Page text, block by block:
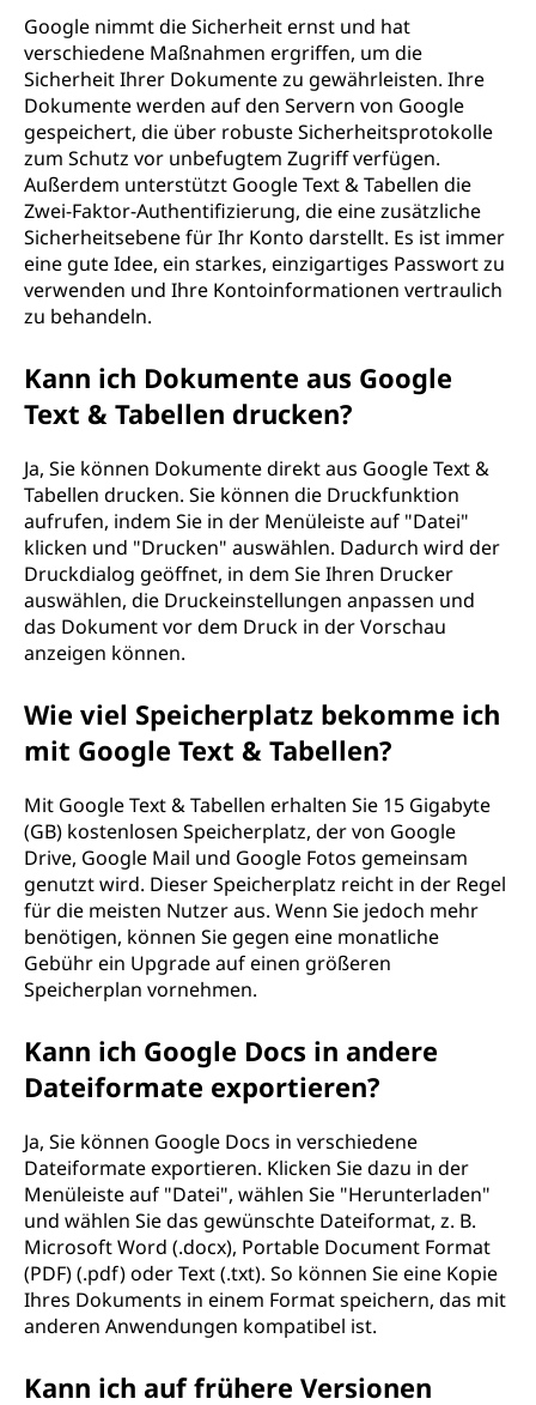
Google nimmt die Sicherheit ernst und hat
verschiedene Maßnahmen ergriffen, um die
Sicherheit Ihrer Dokumente zu gewährleisten. Ihre
Dokumente werden auf den Servern von Google
gespeichert, die über robuste Sicherheitsprotokolle
zum Schutz vor unbefugtem Zugriff verfügen.
Außerdem unterstützt Google Text & Tabellen die
Zwei-Faktor-Authentifizierung, die eine zusätzliche
Sicherheitsebene für Ihr Konto darstellt. Es ist immer
eine gute Idee, ein starkes, einzigartiges Passwort zu
verwenden und Ihre Kontoinformationen vertraulich
zu behandeln.
Kann ich Dokumente aus Google
Text & Tabellen drucken?
Ja, Sie können Dokumente direkt aus Google Text &
Tabellen drucken. Sie können die Druckfunktion
aufrufen, indem Sie in der Menüleiste auf "Datei"
klicken und "Drucken" auswählen. Dadurch wird der
Druckdialog geöffnet, in dem Sie Ihren Drucker
auswählen, die Druckeinstellungen anpassen und
das Dokument vor dem Druck in der Vorschau
anzeigen können.
Wie viel Speicherplatz bekomme ich
mit Google Text & Tabellen?
Mit Google Text & Tabellen erhalten Sie 15 Gigabyte
(GB) kostenlosen Speicherplatz, der von Google
Drive, Google Mail und Google Fotos gemeinsam
genutzt wird. Dieser Speicherplatz reicht in der Regel
für die meisten Nutzer aus. Wenn Sie jedoch mehr
benötigen, können Sie gegen eine monatliche
Gebühr ein Upgrade auf einen größeren
Speicherplan vornehmen.
Kann ich Google Docs in andere
Dateiformate exportieren?
Ja, Sie können Google Docs in verschiedene
Dateiformate exportieren. Klicken Sie dazu in der
Menüleiste auf "Datei", wählen Sie "Herunterladen"
und wählen Sie das gewünschte Dateiformat, z. B.
Microsoft Word (.docx), Portable Document Format
(PDF) (.pdf) oder Text (.txt). So können Sie eine Kopie
Ihres Dokuments in einem Format speichern, das mit
anderen Anwendungen kompatibel ist.
Kann ich auf frühere Versionen